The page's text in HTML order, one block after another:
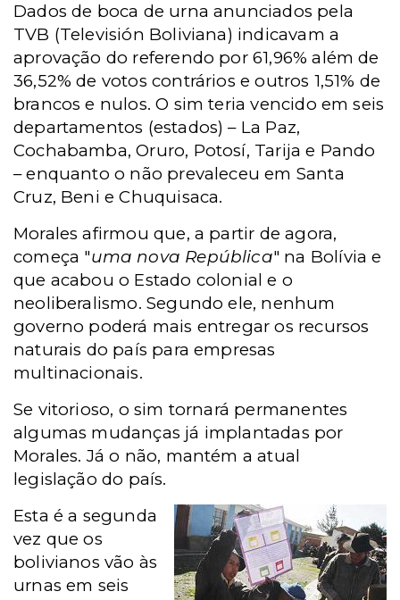
Dados de boca de urna anunciados pela
TVB (Televisión Boliviana) indicavam a
aprovação do referendo por 61,96% além de
36,52% de votos contrários e outros 1,51% de
brancos e nulos. O sim teria vencido em seis
departamentos (estados) – La Paz,
Cochabamba, Oruro, Potosí, Tarija e Pando
– enquanto o não prevaleceu em Santa
Cruz, Beni e Chuquisaca.
Morales afirmou que, a partir de agora,
começa "uma nova República" na Bolívia e
que acabou o Estado colonial e o
neoliberalismo. Segundo ele, nenhum
governo poderá mais entregar os recursos
naturais do país para empresas
multinacionais.
Se vitorioso, o sim tornará permanentes
algumas mudanças já implantadas por
Morales. Já o não, mantém a atual
legislação do país.
Esta é a segunda
vez que os
bolivianos vão às
urnas em seis